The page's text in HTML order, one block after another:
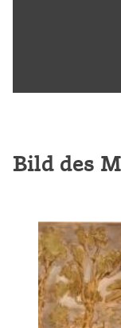
Bild des